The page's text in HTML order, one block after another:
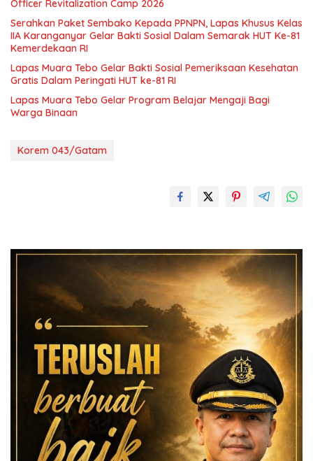
Officer Revitalization Camp 2026
Serahkan Paket Sembako Kepada PPNPN, Lapas Khusus Kelas
IIA Karanganyar Gelar Bakti Sosial Dalam Semarak HUT Ke-81
Kemerdekaan RI
Lapas Muara Tebo Gelar Bakti Sosial Pemeriksaan Kesehatan
Gratis Dalam Peringati HUT ke-81 RI
Lapas Muara Tebo Gelar Program Belajar Mengaji Bagi
Warga Binaan
Korem 043/Gatam